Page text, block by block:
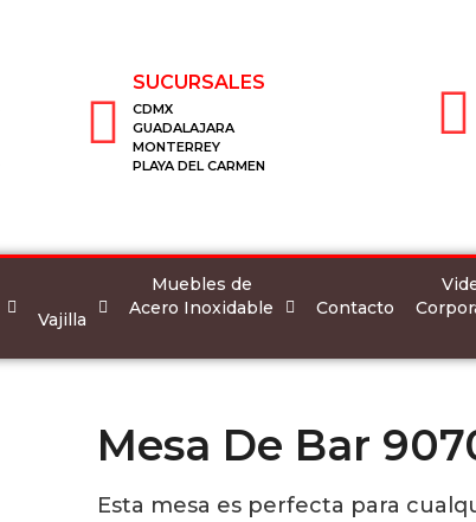
SUCURSALES
CDMX
GUADALAJARA
MONTERREY
PLAYA DEL CARMEN
Vajilla
Muebles de
Acero Inoxidable
Contacto
Mesa De Bar
Esta mesa es perfecta para